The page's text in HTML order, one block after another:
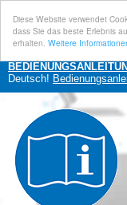
Diese Website verwendet
dass Sie das beste Erlebnis
erhalten. Weitere
Deutsch!